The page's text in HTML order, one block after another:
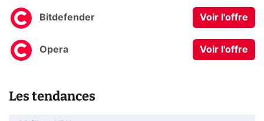
Bitdefender Voir l'offre
Opera Voir l'offre
Les tendances